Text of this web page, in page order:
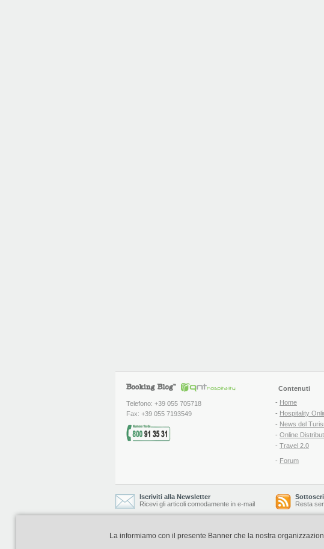
Telefono: +39 055 705718
Fax: +39 055 7193549
Contenuti
- Home
- Hospitality
- News del
- Online
- Travel 2.0
- Forum
Iscriviti alla Newsletter
Ricevi gli articoli comodamente in e-mail
Resta
Booking Blog è realizzato e curato da
La informiamo con il presente Banner che la nostra